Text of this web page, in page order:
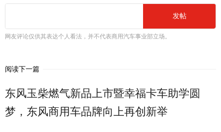
发帖
网友评论仅供其表达个人看法，并不代表商用汽车事业部立场。
阅读下一篇
东风玉柴燃气新品上市暨幸福卡车助学圆
梦，东风商用车品牌向上再创新举